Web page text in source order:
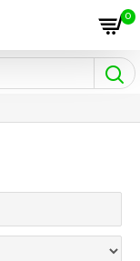
0